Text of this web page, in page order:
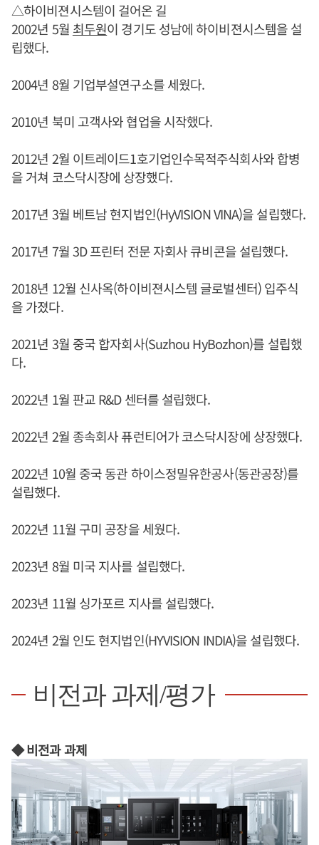
△하이비젼시스템이 걸어온 길
2002년 5월 최두원이 경기도 성남에 하이비젼시스템을 설
립했다.
2004년 8월 기업부설연구소를 세웠다.
2010년 북미 고객사와 협업을 시작했다.
2012년 2월 이트레이드1호기업인수목적주식회사와 합병
을 거쳐 코스닥시장에 상장했다.
2017년 3월 베트남 현지법인(HyVISION VINA)을 설립했다.
2017년 7월 3D 프린터 전문 자회사 큐비콘을 설립했다.
2018년 12월 신사옥(하이비젼시스템 글로벌센터) 입주식
을 가졌다.
2021년 3월 중국 합자회사(Suzhou HyBozhon)를 설립했
다.
2022년 1월 판교 R&D 센터를 설립했다.
2022년 2월 종속회사 퓨런티어가 코스닥시장에 상장했다.
2022년 10월 중국 동관 하이스정밀유한공사(동관공장)를
설립했다.
2022년 11월 구미 공장을 세웠다.
2023년 8월 미국 지사를 설립했다.
2023년 11월 싱가포르 지사를 설립했다.
2024년 2월 인도 현지법인(HYVISION INDIA)을 설립했다.
비전과 과제/평가
◆ 비전과 과제